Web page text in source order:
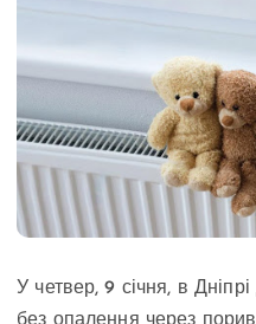
У четвер, 9 січня, в